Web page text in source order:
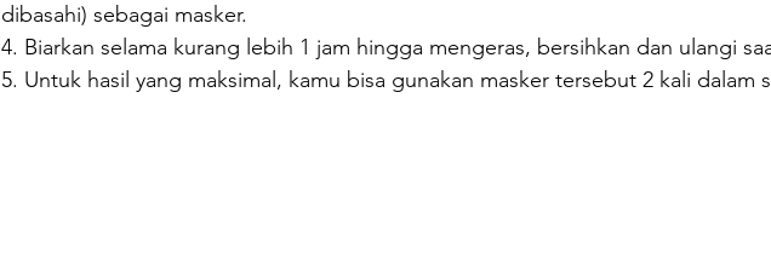
dibasahi) sebagai masker.
4. Biarkan selama kurang lebih 1 jam hingga mengeras, bersihkan dan ulangi
5. Untuk hasil yang maksimal, kamu bisa gunakan masker tersebut 2 kali dalam